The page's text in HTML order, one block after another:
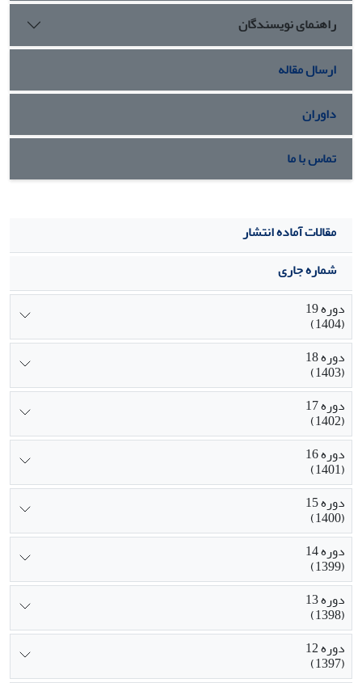
راهنمای نویسندگان
ارسال مقاله
داوران
تماس با ما
مقالات آماده انتشار
شماره جاری
دوره 19
(1404)
دوره 18
(1403)
دوره 17
(1402)
دوره 16
(1401)
دوره 15
(1400)
دوره 14
(1399)
دوره 13
(1398)
دوره 12
(1397)